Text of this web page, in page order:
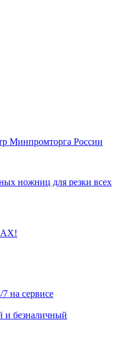
Минпромторга России
ножниц для резки всех
7 на сервисе
и безналичный